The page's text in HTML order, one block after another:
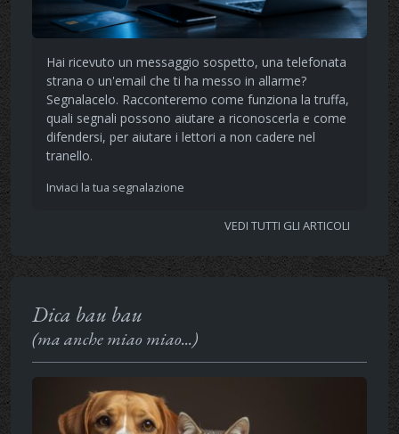
Hai ricevuto un messaggio sospetto, una telefonata
strana o un'email che ti ha messo in allarme?
Segnalacelo. Racconteremo come funziona la truffa,
quali segnali possono aiutare a riconoscerla e come
difendersi, per aiutare i lettori a non cadere nel
tranello.
Inviaci la tua segnalazione
VEDI TUTTI GLI ARTICOLI
Dica bau bau
(ma anche miao miao...)